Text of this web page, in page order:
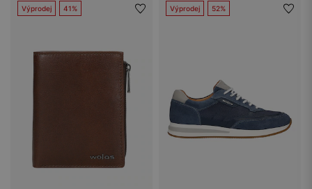
Výprodej 41% Výprodej 52%